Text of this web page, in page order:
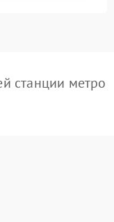
станции метро